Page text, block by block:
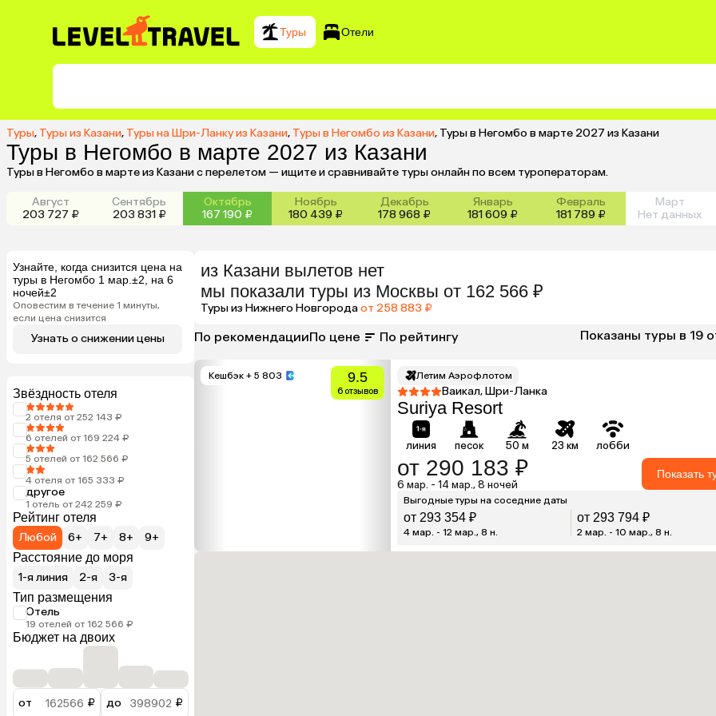
Туры Отели
Туры, Туры из Казани, Туры на Шри-Ланку из Казани, Туры в Негомбо из Казани, Туры в Негомбо в марте 2027 из Казани
Туры в Негомбо в марте 2027 из Казани
Туры в Негомбо в марте из Казани с перелетом — ищите и сравнивайте туры онлайн по всем туроператорам.
Август
203 727 ₽
Сентябрь
203 831 ₽
Октябрь
167 190 ₽
Ноябрь
180 439 ₽
Декабрь
178 968 ₽
Январь
181 609 ₽
Февраль
181 789 ₽
Март
Нет данных
Узнайте, когда снизится цена на
туры в Негомбо 1 мар.±2, на 6
ночей±2
Оповестим в течение 1 минуты,
если цена снизится
Узнать о снижении цены
Звёздность отеля
2 отеля от 252 143 ₽
6 отелей от 169 224 ₽
5 отелей от 162 566 ₽
4 отеля от 165 333 ₽
другое
1 отель от 242 259 ₽
Рейтинг отеля
Любой
6+ 7+ 8+
9+
Расстояние до моря
1-я линия
2-я
3-я
Тип размещения
Отель
19 отелей от 162 566 ₽
Бюджет на двоих
от ₽ до ₽
из Казани вылетов нет
мы показали туры из Москвы от 162 566 ₽
Туры из Нижнего Новгородаот 258 883 ₽
По рекомендацииПо цене По рейтингу Показаны туры в 19
Кешбэк + 5 803 9.5
6 отзывов
Летим Аэрофлотом
Ваикал, Шри-Ланка
Suriya Resort
линия песок 50 м 23 км лобби
от 290 183 ₽
6 мар. - 14 мар., 8 ночей
Показать
Выгодные туры на соседние даты
от 293 354 ₽
4 мар. - 12 мар., 8 н.
от 293 794 ₽
2 мар. - 10 мар., 8 н.